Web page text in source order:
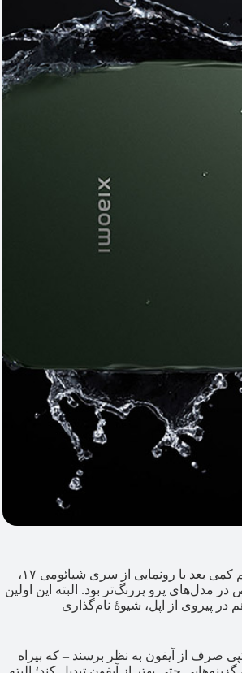
پس از اینکه اپل با معرفی آیفون ۱۷ سروصدای زیادی به‌پا کرد، شیائومی هم کمی بعد با رونمایی از سری شیائومی ۱۷،
مدل‌های پرو پررنگ‌تر بود. البته این اولین
پیروی از اپل، شیوۀ نام‌گذاری
صرف از آیفون به نظر برسند – که بیراه